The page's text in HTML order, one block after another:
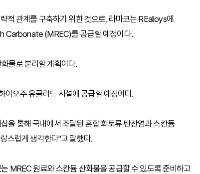
적 관계를 구축하기 위한 것으로, 라마코는 REalloys에
Carbonate (MREC)를 공급할 예정이다.
물로 분리할 계획이다.
이오주 유클리드 시설에 공급할 예정이다.
을 통해 국내에서 조달된 혼합 희토류 탄산염과 스칸듐
스럽게 생각한다"고 말했다.
MREC 원료와 스칸듐 산화물을 공급할 수 있도록 준비하고